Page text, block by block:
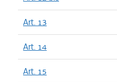
Art. 13
Art. 14
Art. 15